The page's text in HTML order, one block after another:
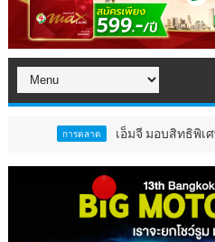
เอ็มจี มอบสิทธิพิเศษสุดเอ็กซ์คลู